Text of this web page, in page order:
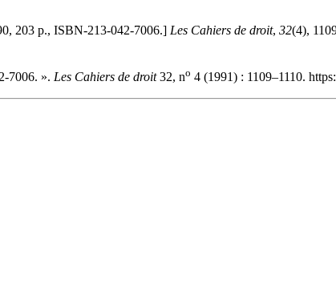
203 p., ISBN-213-042-7006.] Les Cahiers de droit, 32(4),
7006. ». Les Cahiers de droit32, no 4 (1991) : 1109–1110.